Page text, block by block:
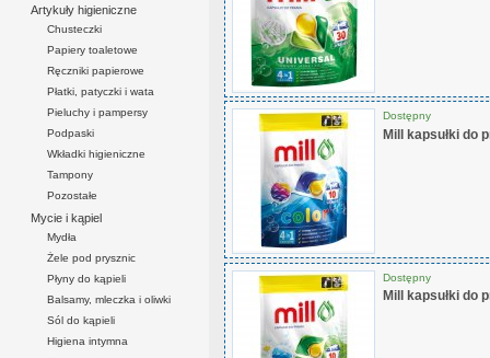
Artykuły higieniczne
Chusteczki
Papiery toaletowe
Ręczniki papierowe
Płatki, patyczki i wata
Pieluchy i pampersy
Podpaski
Wkładki higieniczne
Tampony
Pozostałe
Mycie i kąpiel
Mydła
Żele pod prysznic
Płyny do kąpieli
Balsamy, mleczka i oliwki
Sól do kąpieli
Higiena intymna
Dostępny
Mill kapsułki do
Dostępny
Mill kapsułki do